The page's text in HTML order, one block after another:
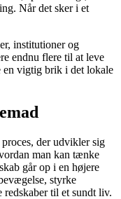
Når det sker i et
institutioner og
endnu flere til at leve
vigtig brik i det lokale
der udvikler sig
man kan tænke
går op i en højere
styrke
redskaber til et sundt liv.